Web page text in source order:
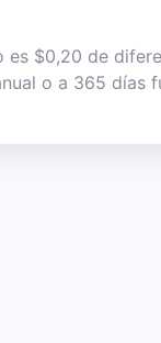
$0,20 de
o a 365 días